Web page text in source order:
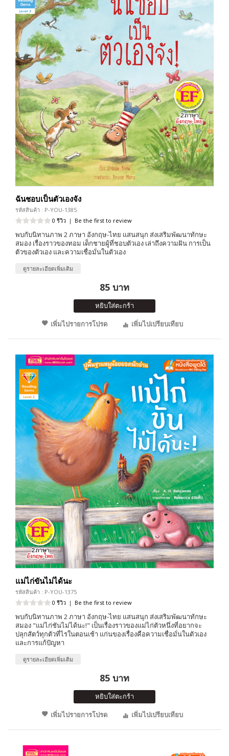
ฉันชอบเป็นตัวเองจัง
รหัสสินค้า : P-YOU-1385
0 รีวิว | Be the first to review
พบกับนิทานภาพ 2 ภาษา อังกฤษ-ไทย แสนสนุก ส่งเสริมพัฒนาทักษะ
สมอง เรื่องราวของทอม เด็กชายผู้ที่ชอบตัวเอง เล่าถึงความฝัน การเป็น
ตัวของตัวเอง และความเชื่อมั่นในตัวเอง
ดูรายละเอียดเพิ่มเติม
85 บาท
หยิบใส่ตะกร้า
เพิ่มไปรายการโปรด
เพิ่มไปเปรียบเทียบ
แม่ไก่ขันไม่ได้นะ
รหัสสินค้า : P-YOU-1375
0 รีวิว | Be the first to review
พบกับนิทานภาพ 2 ภาษา อังกฤษ-ไทย แสนสนุก ส่งเสริมพัฒนาทักษะ
สมอง "แม่ไก่ชันไม่ได้นะ!" เป็นเรื่องราวของแม่ไก่ตัวหนึ่งที่อยากจะ
ปลุกสัตว์ทุกตัวที่ไรในตอนเช้า แก่นของเรื่องคือความเชื่อมั่นในตัวเอง
และการแก้ปัญหา
ดูรายละเอียดเพิ่มเติม
85 บาท
หยิบใส่ตะกร้า
เพิ่มไปรายการโปรด
เพิ่มไปเปรียบเทียบ